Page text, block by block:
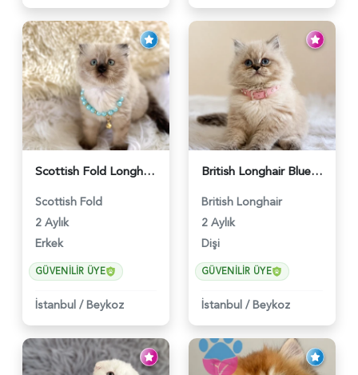
Scottish Fold Longhair Çikolata Erkek Yavrumuz - 6119
Scottish Fold
2 Aylık
Erkek
GÜVENILIR ÜYE
İstanbul / Beykoz
British Longhair Blue Point Afrodit Yuva Arıyor - 6118
British Longhair
2 Aylık
Dişi
GÜVENILIR ÜYE
İstanbul / Beykoz